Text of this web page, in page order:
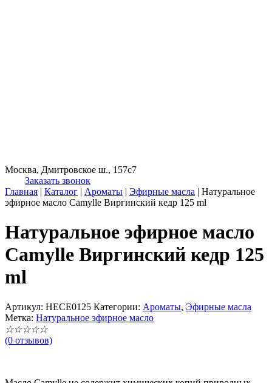
Москва, Дмитровское ш., 157с7
Заказать звонок
Главная | Каталог | Ароматы | Эфирные масла | Натуральное
эфирное масло Camylle Виргинский кедр 125 ml
Натуральное эфирное масло
Camylle Виргинский кедр 125
ml
Артикул: HECE0125 Категории: Ароматы, Эфирные масла
Метка: Натуральное эфирное масло
☆☆☆☆☆
(0 отзывов)